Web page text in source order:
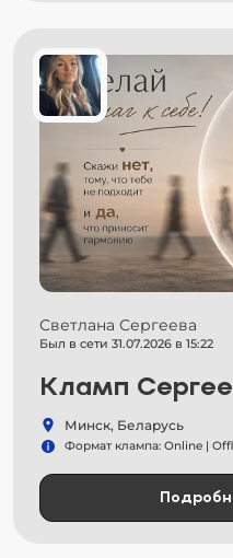
Светлана Сергеева
Был в сети 31.07.2026 в 15:22
Кламп
Минск, Беларусь
Формат клампа: Online |